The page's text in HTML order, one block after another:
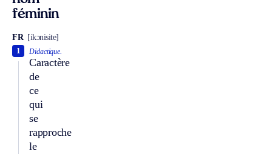
féminin
FR [ikɔnisite]
Didactique.
Caractère
de
ce
qui
se
rapproche
le
1